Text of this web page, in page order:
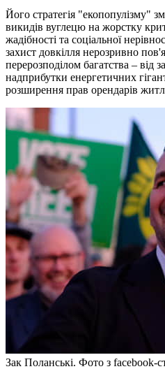
Його стратегія "екопопулізму"
викидів вуглецю на жорстку
жадібності та соціальної
захист довкілля нерозривно
перерозподілом багатства – від
надприбутки енергетичних
розширення прав орендарів
Зак Поланські. Фото з facebook-